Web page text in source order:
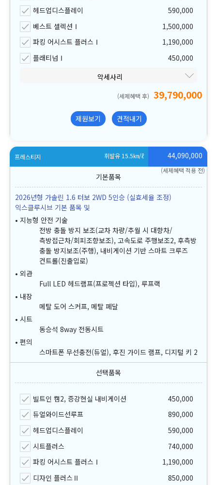
헤드업디스플레이
590,000
베스트 셀렉션Ⅰ
1,500,000
파킹 어시스트 플러스Ⅰ
1,190,000
플래티넘Ⅰ
450,000
악세사리
(세제혜택 후) 39,790,000
제원보기 견적내기
프레스티지 휘발유 15.5㎞/ℓ
(세제혜택 적용 전)
44,090,000
2026년형 가솔린 1.6 터보 2WD 5인승 (실효세율 조정)
익스클루시브 기본 품목 및
지능형 안전 기술
전방 충돌 방지 보조(교차 차량/추월 시 대향차/
측방접근차/회피조향보조), 고속도로 주행보조2, 후측방
충돌 방지보조(주행), 내비게이션 기반 스마트 크루즈
컨트롤(진출입로)
외관
Full LED 헤드램프(프로젝션 타입), 루프랙
내장
메탈 도어 스커프, 메탈 페달
시트
동승석 8way 전동시트
편의
스마트폰 무선충전(듀얼), 후진 가이드 램프, 디지털 키 2
빌트인 캠2, 증강현실 내비게이션
450,000
듀얼와이드선루프
890,000
헤드업디스플레이
590,000
시트플러스
740,000
파킹 어시스트 플러스Ⅰ
1,190,000
디자인 플러스Ⅱ
850,000